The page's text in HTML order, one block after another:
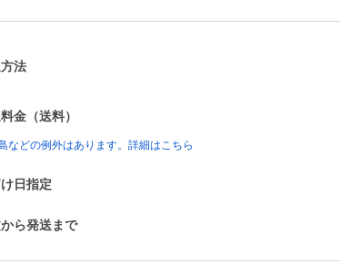
法
金（送料）
などの例外はあります。詳細はこちら
日指定
ら発送まで